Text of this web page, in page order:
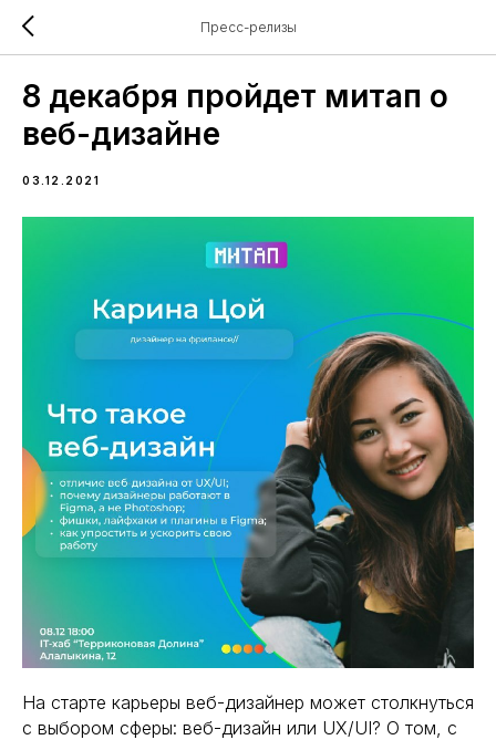
Пресс-релизы
8 декабря пройдет митап о
веб-дизайне
03.12.2021
На старте карьеры веб-дизайнер может столкнуться
с выбором сферы: веб-дизайн или UX/UI? О том, с